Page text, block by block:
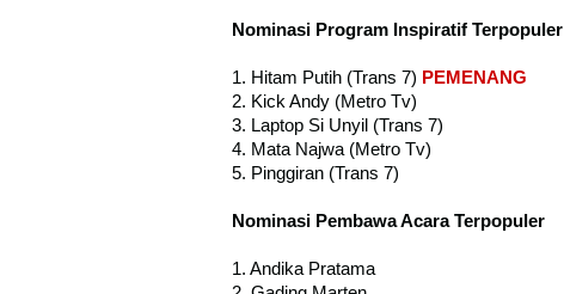
Nominasi Program Inspiratif Terpopuler
1. Hitam Putih (Trans 7) PEMENANG
2. Kick Andy (Metro Tv)
3. Laptop Si Unyil (Trans 7)
4. Mata Najwa (Metro Tv)
5. Pinggiran (Trans 7)
Nominasi Pembawa Acara Terpopuler
1. Andika Pratama